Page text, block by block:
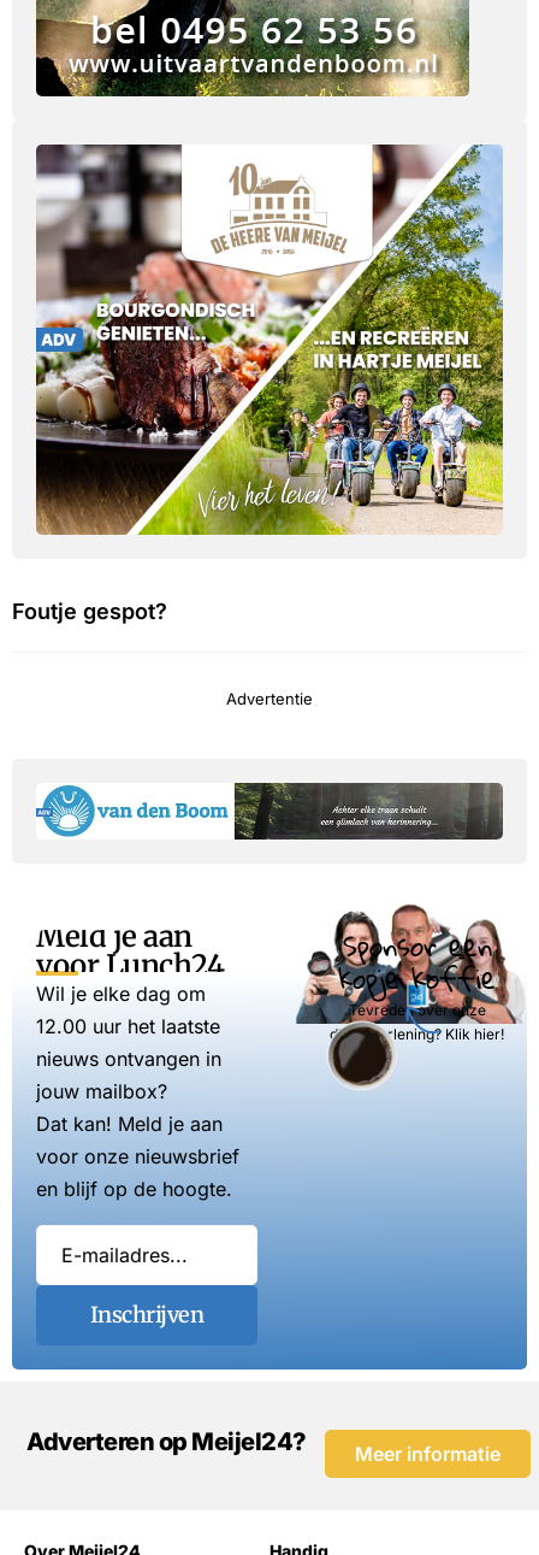
Foutje gespot?
Advertentie
Meld je aan
voor Lunch24
Wil je elke dag om
12.00 uur het laatste
nieuws ontvangen in
jouw mailbox?
Dat kan! Meld je aan
voor onze nieuwsbrief
en blijf op de hoogte.
Inschrijven
Sponsor een
kopje koffie
Tevreden over onze
dienstverlening? Klik hier!
Adverteren op Meijel24? Meer informatie
Over Meijel24 Handig